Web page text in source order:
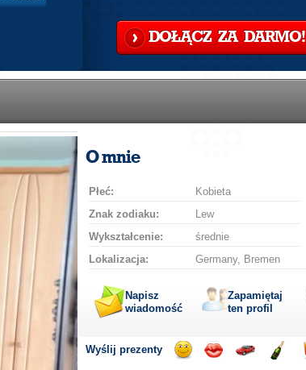
DOŁĄCZ ZA DARMO!
O mnie
Płeć: Kobieta
Znak zodiaku:
Lew
Wykształcenie:
średnie
Lokalizacja:
Germany, Bremen
Napisz
wiadomość
Zapamiętaj
ten profil
Wyślij prezenty